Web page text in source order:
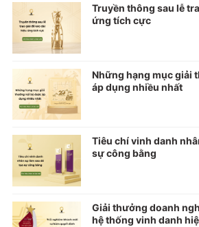
Truyền thông sau lễ
ứng tích cực
Những hạng mục giải
áp dụng nhiều nhất
Tiêu chí vinh danh
sự công bằng
Giải thưởng doanh
hệ thống vinh danh